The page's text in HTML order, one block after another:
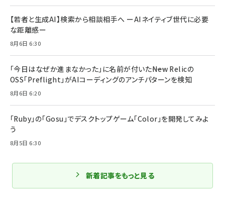
【若者と生成AI】検索から相談相手へ ーAIネイティブ世代に必要
な距離感ー
8月6日 6:30
「今日はなぜか進まなかった」に名前が付いた――New Relicの
OSS「Preflight」がAIコーディングのアンチパターンを検知
8月6日 6:20
「Ruby」の「Gosu」でデスクトップゲーム「Color」を開発してみよ
う
8月5日 6:30
新着記事をもっと見る